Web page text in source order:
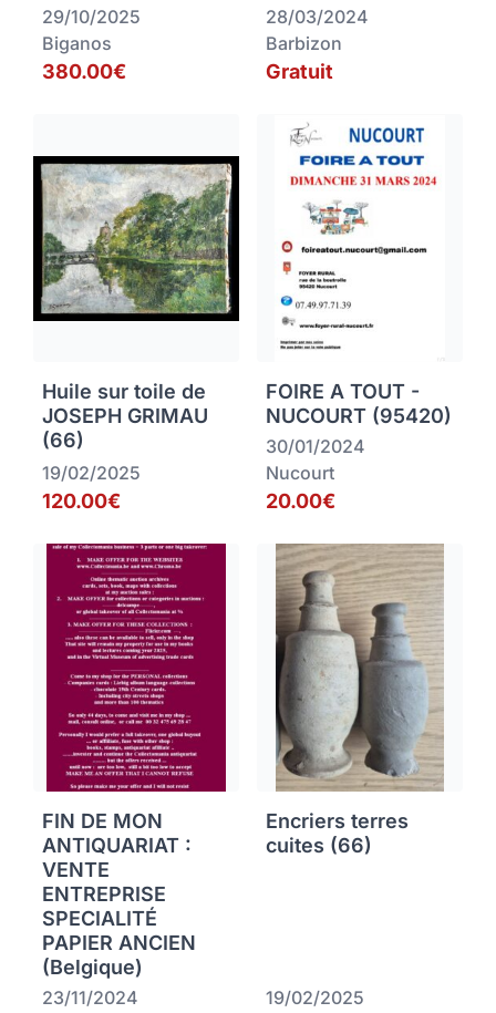
29/10/2025
Biganos
380.00€
28/03/2024
Barbizon
Gratuit
Huile sur toile de
JOSEPH GRIMAU
(66)
19/02/2025
120.00€
FOIRE A TOUT -
NUCOURT (95420)
30/01/2024
Nucourt
20.00€
FIN DE MON
ANTIQUARIAT :
VENTE
ENTREPRISE
SPECIALITÉ
PAPIER ANCIEN
(Belgique)
23/11/2024
Encriers terres
cuites (66)
19/02/2025